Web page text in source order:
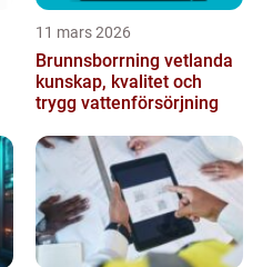
11 mars 2026
Brunnsborrning vetlanda
kunskap, kvalitet och
trygg vattenförsörjning